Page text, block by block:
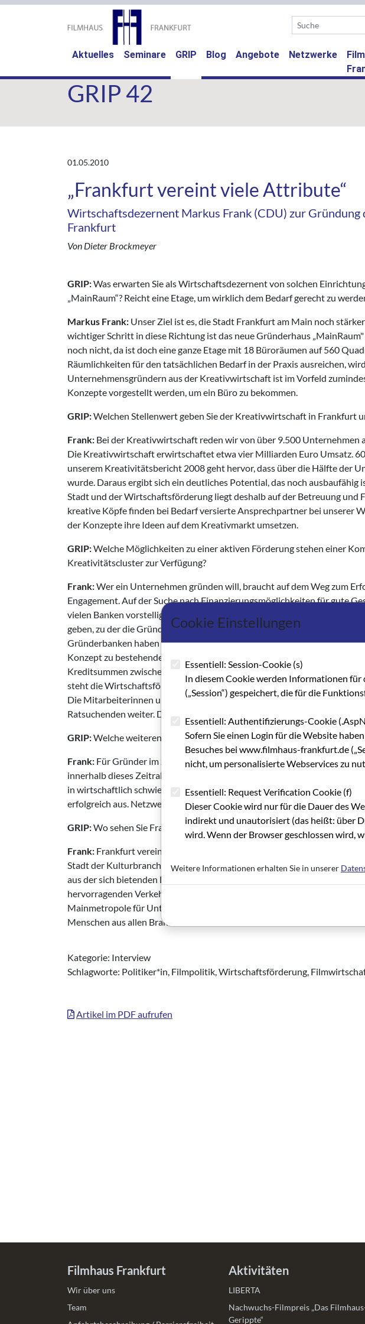
Aktuelles Seminare GRIP (current)
Blog Angebote Netzwerke
GRIP 42
01.05.2010
„Frankfurt vereint viele Attribute“
Wirtschaftsdezernent Markus Frank (CDU) zur
Frankfurt
Von Dieter Brockmeyer
GRIP:Was erwarten Sie als Wirtschaftsdezernent von solchen
„MainRaum“? Reicht eine Etage, um wirklich dem Bedarf gerecht zu
Markus Frank: Unser Ziel ist es, die Stadt Frankfurt am Main noch
wichtiger Schritt in diese Richtung ist das neue Gründerhaus
noch nicht, da ist doch eine ganze Etage mit 18 Büroräumen auf 560
Räumlichkeiten für den tatsächlichen Bedarf in der Praxis ausreichen,
Unternehmensgründern aus der Kreativwirtschaft ist im Vorfeld
Konzepte vorgestellt werden, um ein Büro zu bekommen.
GRIP:Welchen Stellenwert geben Sie der Kreativwirtschaft in Frankfurt
Frank: Bei der Kreativwirtschaft reden wir von über 9.500 Unternehmen
Die Kreativwirtschaft erwirtschaftet etwa vier Milliarden Euro Umsatz.
unserem Kreativitätsbericht 2008 geht hervor, dass über die Hälfte der
wurde. Daraus ergibt sich ein deutliches Potential, das noch
Stadt und der Wirtschaftsförderung liegt deshalb auf der Betreuung
kreative Köpfe finden bei Bedarf versierte Ansprechpartner bei unserer
der Konzepte ihre Ideen auf dem Kreativmarkt umsetzen.
GRIP:Welche Möglichkeiten zu einer aktiven Förderung stehen einer
Kreativitätscluster zur Verfügung?
Frank:Wer ein Unternehmen gründen will, braucht auf dem Weg zum
Engagement. Auf der Suche nach Finanzierungsmöglichkeiten für gute
vielen Banken vorstellig werden – ein Prozess, den wir abkürzen
geben, zu der die Gründer gehen können. Diese überprüft den
Gründerbanken haben ihre Beteiligung an dem Frankfurter
Konzept zu bestehenden Bundes- und Landesförderprogrammen soll
Kreditsummen zwischen 2.500 und 50.000 Euro dann für
steht die Wirtschaftsförderung Frankfurt als eine Art „Wegweiser“ für
Die Mitarbeiterinnen und Mitarbeiter bieten Einstiegsberatungen und
Ratsuchenden weiter. Dazu gehören auch die Gründungsberatung und
GRIP:Welche weiteren Maßnahmen der Förderung dürfen wir noch für
Frank: Für Gründer im zweiten oder dritten Jahr werden wir spezielle
innerhalb dieses Zeitrahmens aus den jungen Unternehmen eine Marke
in wirtschaftlich schwierigen Zeiten zahlt sich dafür ein von Anfang an
erfolgreich aus. Netzwerke spielen selbstverständlich ebenfalls ein
GRIP:Wo sehen Sie Frankfurt im Wettbewerb mit anderen
Frank: Frankfurt vereint viele Attribute. Unsere Stadt ist multikultureller
Stadt der Kulturbranche und touristischer Anziehungspunkt für
aus der sich bietenden Branchenvielfalt. Denken Sie außerdem an die
hervorragenden Verkehrsanbindungen bis hin zu schnellen
Mainmetropole für Unternehmensansiedlungen, aber auch für
Menschen aus allen Branchen.
Kategorie: Interview
Schlagworte: Politiker*in, Filmpolitik, Wirtschaftsförderung,
Artikel im PDF aufrufen
Filmhaus Frankfurt
Wir über uns
Team
Aktivitäten
LIBERTA
Nachwuchs-Filmpreis „Das
Gerippte“
Cookie Einstellungen
Essentiell: Session-Cookie (s)
In diesem Cookie werden Informationen
(„Session“) gespeichert, die für die
Essentiell: Authentifizierungs-Cookie
Sofern Sie einen Login für die Website
Besuches bei www.filmhaus-frankfurt.de
nicht, um personalisierte Webservices zu
Essentiell: Request Verification Cookie (f)
Dieser Cookie wird nur für die Dauer des
indirekt und unautorisiert (das heißt: über
wird. Wenn der Browser geschlossen wird,
Weitere Informationen erhalten Sie in unserer